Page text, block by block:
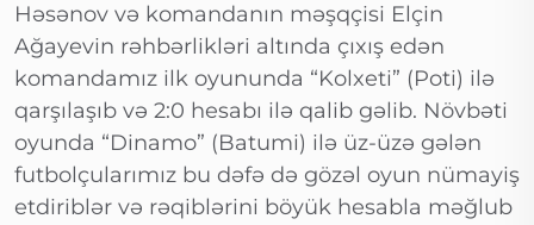
Həsənov və komandanın məşqçisi Elçin
Ağayevin rəhbərlikləri altında çıxış edən
komandamız ilk oyununda “Kolxeti” (Poti) ilə
qarşılaşıb və 2:0 hesabı ilə qalib gəlib. Növbəti
oyunda “Dinamo” (Batumi) ilə üz-üzə gələn
futbolçularımız bu dəfə də gözəl oyun nümayiş
etdiriblər və rəqiblərini böyük hesabla məğlub